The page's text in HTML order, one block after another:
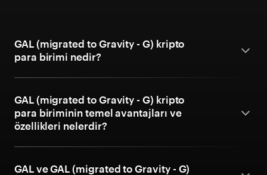
GAL (migrated to Gravity - G) kripto
para birimi nedir?
GAL (migrated to Gravity - G) kripto
para biriminin temel avantajları ve
özellikleri nelerdir?
GAL ve GAL (migrated to Gravity - G)